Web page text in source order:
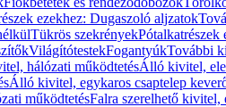
ezekhez: Dugaszoló aljzatok
Tükrös szekrényekPótalkatrészek
VilágítótestekFogantyúkTovábbi
hálózati működtetésÁlló kivitel,
Álló kivitel, egykaros csaptelep
működtetésFalra szerelhető kivitel,